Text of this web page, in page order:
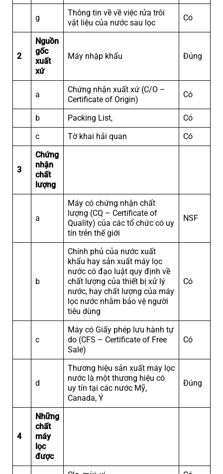
g
Thông tin về về việc rửa trôi
vật liệu của nước sau lọc
Có
2
Nguồn
gốc
xuất
xứ
Máy nhập khẩu Đúng
a
Chứng nhận xuất xứ (C/O –
Certificate of Origin)
Có
b Packing List,
Có
c
Tờ khai hải quan Có
3
Chứng
nhận
chất
lượng
a
Máy có chứng nhận chất
lượng (CQ – Certificate of
Quality) của các tổ chức có uy
tín trên thế giới
NSF
b
Chính phủ của nước xuất
khẩu hay sản xuất máy lọc
nước có đạo luật quy định về
chất lượng của thiết bị xử lý
nước, hay chất lượng của máy
lọc nước nhằm bảo vệ người
tiêu dùng
Có
c
Máy có Giấy phép lưu hành tự
do (CFS – Certificate of Free
Sale)
Có
d
Thương hiệu sản xuất máy lọc
nước là một thương hiệu có
uy tín tại các nước Mỹ,
Canada, Ý
Đúng
4
Những
chất
máy
lọc
được